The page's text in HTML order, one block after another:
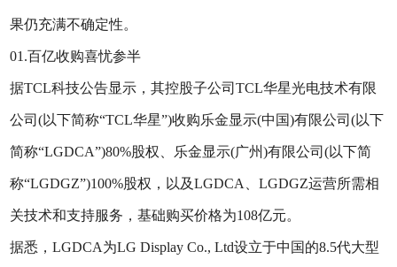
果仍充满不确定性。
01.百亿收购喜忧参半
据TCL科技公告显示，其控股子公司TCL华星光电技术有限
公司(以下简称“TCL华星”)收购乐金显示(中国)有限公司(以下
简称“LGDCA”)80%股权、乐金显示(广州)有限公司(以下简
称“LGDGZ”)100%股权，以及LGDCA、LGDGZ运营所需相
关技术和支持服务，基础购买价格为108亿元。
据悉，LGDCA为LG Display Co., Ltd设立于中国的8.5代大型